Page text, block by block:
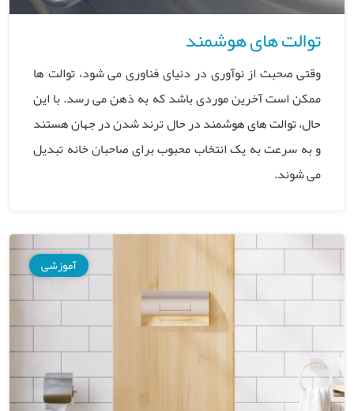
توالت های هوشمند
وقتی صحبت از نوآوری در دنیای فناوری می شود، توالت ها
ممکن است آخرین موردی باشد که به ذهن می رسد. با این
حال، توالت های هوشمند در حال ترند شدن در جهان هستند
و به سرعت به یک انتخاب محبوب برای صاحبان خانه تبدیل
می شوند.
آموزشی